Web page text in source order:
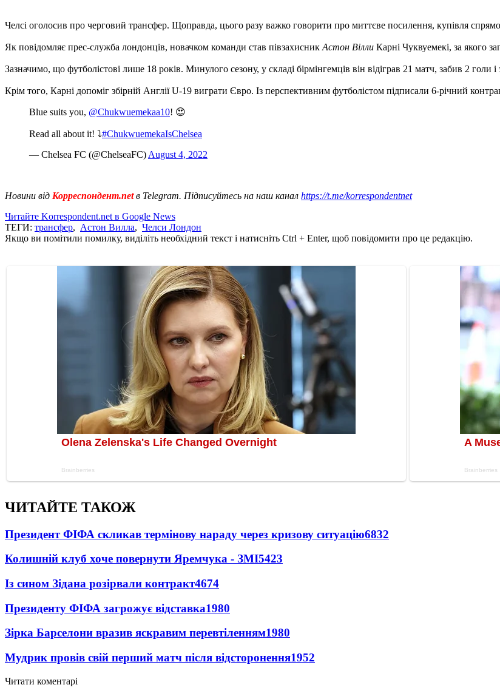
Челсі оголосив про черговий трансфер. Щоправда, цього разу важко говорити про миттєве посилення, купівля
Як повідомляє прес-служба лондонців, новачком команди став півзахисник Астон Вілли Карні Чуквуемекі, за якого
Зазначимо, що футболістові лише 18 років. Минулого сезону, у складі бірмінгемців він відіграв 21 матч, забив 2 голи
Крім того, Карні допоміг збірній Англії U-19 виграти Євро. Із перспективним футболістом підписали 6-річний
Blue suits you, @Chukwuemekaa10! 😍
Read all about it! ⤵️#ChukwuemekaIsChelsea
— Chelsea FC (@ChelseaFC) August 4, 2022
Новини від Корреспондент.netв Telegram. Підписуйтесь на наш канал https://t.me/korrespondentnet
Читайте Korrespondent.net в Google News
ТЕГИ: трансфер, Астон Вилла, Челси Лондон
Якщо ви помітили помилку, виділіть необхідний текст і натисніть Ctrl + Enter, щоб повідомити про це редакцію.
ЧИТАЙТЕ ТАКОЖ
Президент ФІФА скликав термінову нараду через кризову ситуацію6832
Колишній клуб хоче повернути Яремчука - ЗМІ5423
Із сином Зідана розірвали контракт4674
Президенту ФІФА загрожує відставка1980
Зірка Барселони вразив яскравим перевтіленням1980
Мудрик провів свій перший матч після відсторонення1952
Читати коментарі